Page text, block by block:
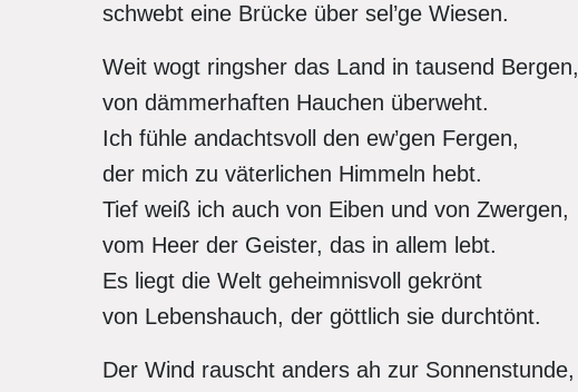
schwebt eine Brücke über sel’ge Wiesen.
Weit wogt ringsher das Land in tausend Bergen,
von dämmerhaften Hauchen überweht.
Ich fühle andachtsvoll den ew’gen Fergen,
der mich zu väterlichen Himmeln hebt.
Tief weiß ich auch von Eiben und von Zwergen,
vom Heer der Geister, das in allem lebt.
Es liegt die Welt geheimnisvoll gekrönt
von Lebenshauch, der göttlich sie durchtönt.
Der Wind rauscht anders ah zur Sonnenstunde,